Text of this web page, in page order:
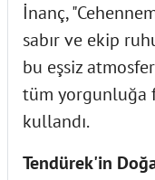
İnanç,
sabır ve ekip
bu eşsiz
tüm yorgunluğa
kullandı.
Tendürek'in